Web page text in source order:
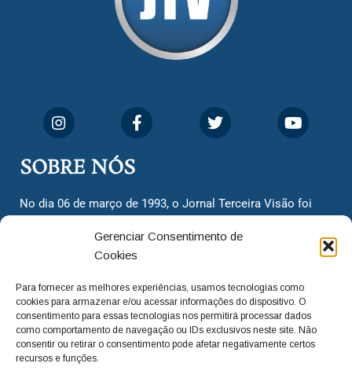
Gerenciar Consentimento de
Cookies
Para fornecer as melhores experiências, usamos tecnologias como
cookies para armazenar e/ou acessar informações do dispositivo. O
consentimento para essas tecnologias nos permitirá processar dados
como comportamento de navegação ou IDs exclusivos neste site. Não
consentir ou retirar o consentimento pode afetar negativamente certos
recursos e funções.
SOBRE NÓS
No dia 06 de março de 1993, o Jornal Terceira Visão foi
cidadãos valinhenses, já que naquela época só existiam
dois jornais. Há mais de 30 anos, o jornal continua
com o foco de trazer as melhores notícias. Nunca
deixamos de lado as necessidades do cidadão, sempre
questionando os órgãos públicos em busca de melhorias
para a cidade e sempre cobrando resoluções para casos